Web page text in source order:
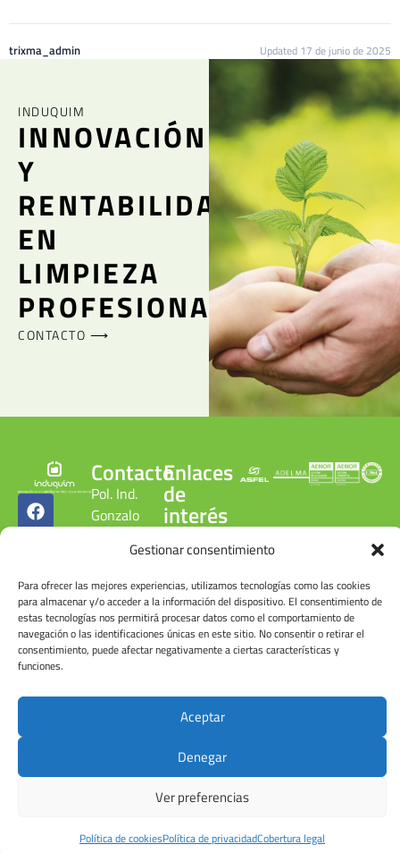
Gestionar consentimiento
Para ofrecer las mejores experiencias, utilizamos tecnologías como las cookies
para almacenar y/o acceder a la información del dispositivo. El consentimiento de
estas tecnologías nos permitirá procesar datos como el comportamiento de
navegación o las identificaciones únicas en este sitio. No consentir o retirar el
consentimiento, puede afectar negativamente a ciertas características y
funciones.
Aceptar
Denegar
Ver preferencias
Política de cookiesPolítica de privacidadCobertura legal
trixma_admin Updated 17 de junio de 2025
INDUQUIM
INNOVACIÓN
Y
RENTABILIDAD
EN
LIMPIEZA
PROFESIONAL
CONTACTO ⟶
Contacto
Pol. Ind.
Gonzalo
C/ Gonzalo
Chacón, 15.
28300
Aranjuez.
Madrid.
Enlaces
de
interés
legal
privacidad
Política de
calidad
ambiental
Cuenta de
usuario